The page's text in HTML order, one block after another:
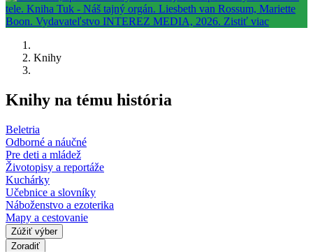
Knihy
Knihy na tému história
Beletria
Odborné a náučné
Pre deti a mládež
Životopisy a reportáže
Kuchárky
Učebnice a slovníky
Náboženstvo a ezoterika
Mapy a cestovanie
Zúžiť výber
Zoradiť